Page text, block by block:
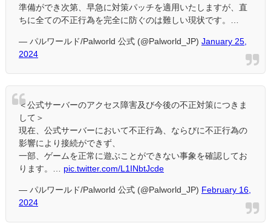
準備ができ次第、早急に対策パッチを適用いたしますが、直
ちに全ての不正行為を完全に防ぐのは難しい現状です。…
— パルワールド/Palworld 公式 (@Palworld_JP) January 25,
2024
＜公式サーバーのアクセス障害及び今後の不正対策につきま
して＞
現在、公式サーバーにおいて不正行為、ならびに不正行為の
影響により接続ができず、
一部、ゲームを正常に遊ぶことができない事象を確認してお
ります。… pic.twitter.com/L1INbtJcde
— パルワールド/Palworld 公式 (@Palworld_JP) February 16,
2024